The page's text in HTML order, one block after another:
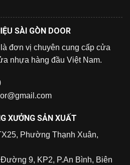
SÀI GÒN DOOR
đơn vị chuyên cung cấp cửa
nhựa hàng đầu Việt Nam.
XƯỞNG SẢN XUẤT
Phường Thạnh Xuân,
9, KP2, P.An Bình, Biên